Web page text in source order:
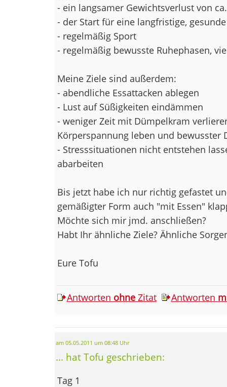
- ein langsamer Gewichtsverlust von
- der Start für eine langfristige,
- regelmäßig Sport
- regelmäßig bewusste Ruhephasen,
Meine Ziele sind außerdem:
- abendliche Essattacken ablegen
- Lust auf Süßigkeiten eindämmen
- weniger Zeit mit Dümpelkram
Körperspannung leben und bewusster
- Stresssituationen nicht entstehen
abarbeiten
Bis jetzt habe ich nur richtig gefastet
gemäßigter Form auch "mit Essen"
Möchte sich mir jmd. anschließen?
Habt Ihr ähnliche Ziele? Ähnliche
Eure Tofu
Antworten ohneZitat Antworten
am 05.05.2011 um 08:48 Uhr
... hat Tofu geschrieben:
Tag 1